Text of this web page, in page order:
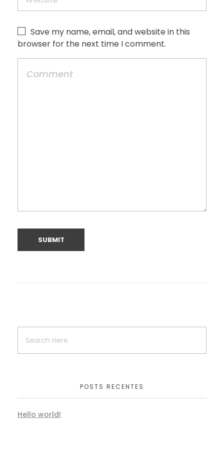
Save my name, email, and website in this
browser for the next time I comment.
POSTS RECENTES
Hello world!